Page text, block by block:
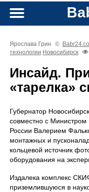
Ярослава Грин ©
технологии Новосибирск
Инсайд.
«тарелка»
Губернатор
совместно с Министром
России Валерием
монтажных и
кольцевой источник
оборудования на
Издалека комплекс
приземлившуюся в